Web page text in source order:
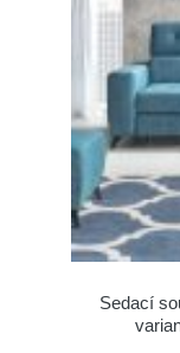
Sedací